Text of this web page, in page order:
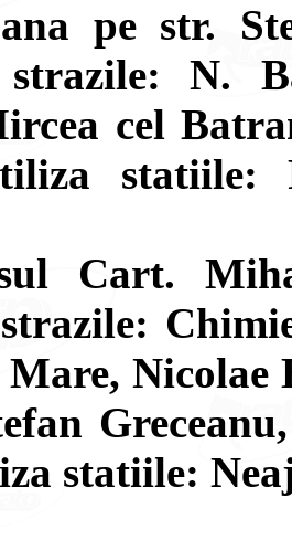
pe str.
N.
cel
statiile:
Cart.
Mare, Nicolae
statiile: